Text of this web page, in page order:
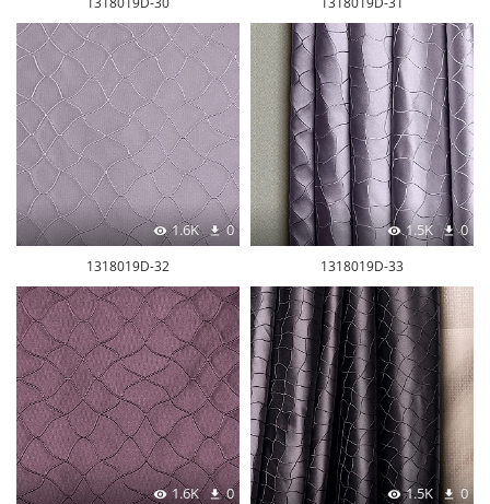
1.6K 0
1318019D-32
1.5K 0
1318019D-33
1.6K 0 1.5K 0